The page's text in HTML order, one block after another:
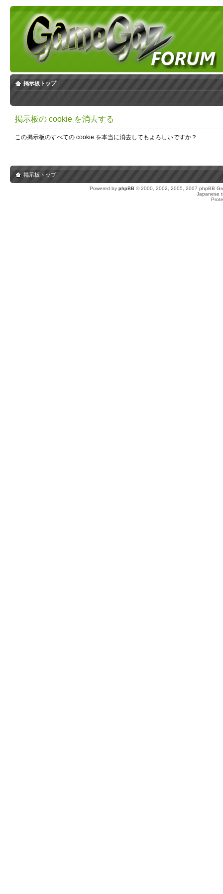
掲示板トップ
掲示板の cookie を消去する
この掲示板のすべての cookie を本当に消去してもよろしいですか？
掲示板トップ
Powered by phpBB © 2000, 2002, 2005, 2007 phpBB
Japanese